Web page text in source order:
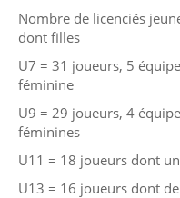
Nombre de licenciés
dont filles
U7 = 31 joueurs, 5
féminine
U9 = 29 joueurs, 4
féminines
U11 = 18 joueurs dont
U13 = 16 joueurs dont